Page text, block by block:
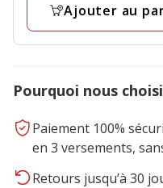
Ajouter au
Pourquoi nous
Paiement 100%
en 3 versements,
Retours jusqu’à 30